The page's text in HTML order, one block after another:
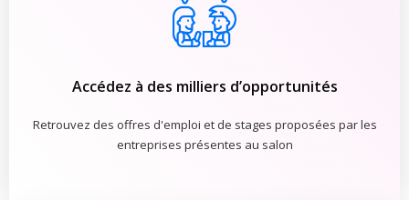
Accédez à des milliers d’opportunités
Retrouvez des offres d'emploi et de stages proposées par les
entreprises présentes au salon